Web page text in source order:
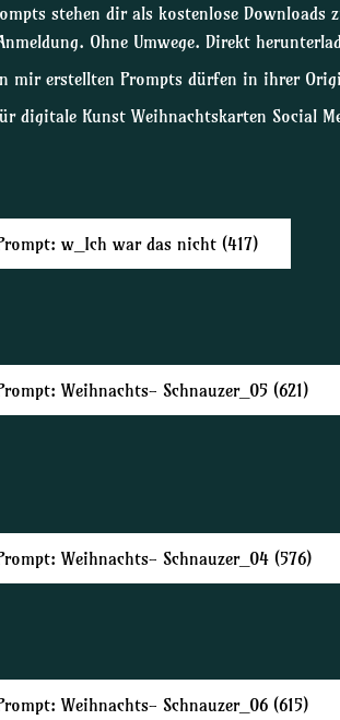
stehen dir als kostenlose Downloads
Ohne Umwege. Direkt
mir erstellten Prompts dürfen in ihrer
digitale Kunst Weihnachtskarten Social
w_Ich war das nicht (417)
Weihnachts- Schnauzer_05 (621)
Weihnachts- Schnauzer_04 (576)
Weihnachts- Schnauzer_06 (615)